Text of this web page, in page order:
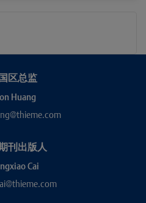
区总监
Huang
刊出版人
Cai